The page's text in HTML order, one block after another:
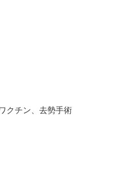
クチン、去勢手術